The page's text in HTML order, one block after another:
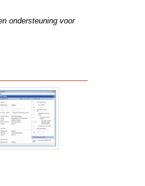
ondersteuning voor